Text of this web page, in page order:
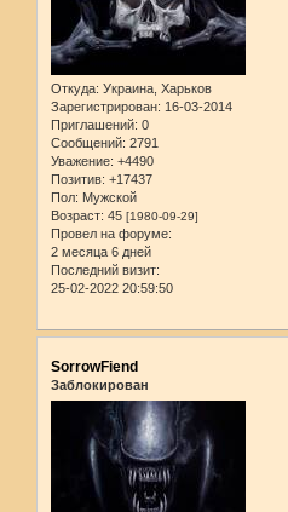
Откуда: Украина, Харьков
Зарегистрирован: 16-03-2014
Приглашений: 0
Сообщений: 2791
Уважение: +4490
Позитив: +17437
Пол: Мужской
Возраст: 45 [1980-09-29]
Провел на форуме:
2 месяца 6 дней
Последний визит:
25-02-2022 20:59:50
SorrowFiend
Заблокирован